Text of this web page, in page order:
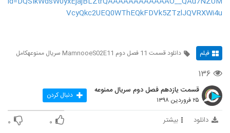
VcyQkc2UEQ0WThEQkFDVk5ZTzlJQVRXWi4u
فیلم دانلود قسمت 11 فصل دوم MamnooeS02E11 سریال ممنوعهکامل
۱۳۶
قسمت یازدهم فصل دوم سریال ممنوعه
۲۵ فروردین ۱۳۹۸ دنبال کردن
دانلود بیشتر ۰ ۰